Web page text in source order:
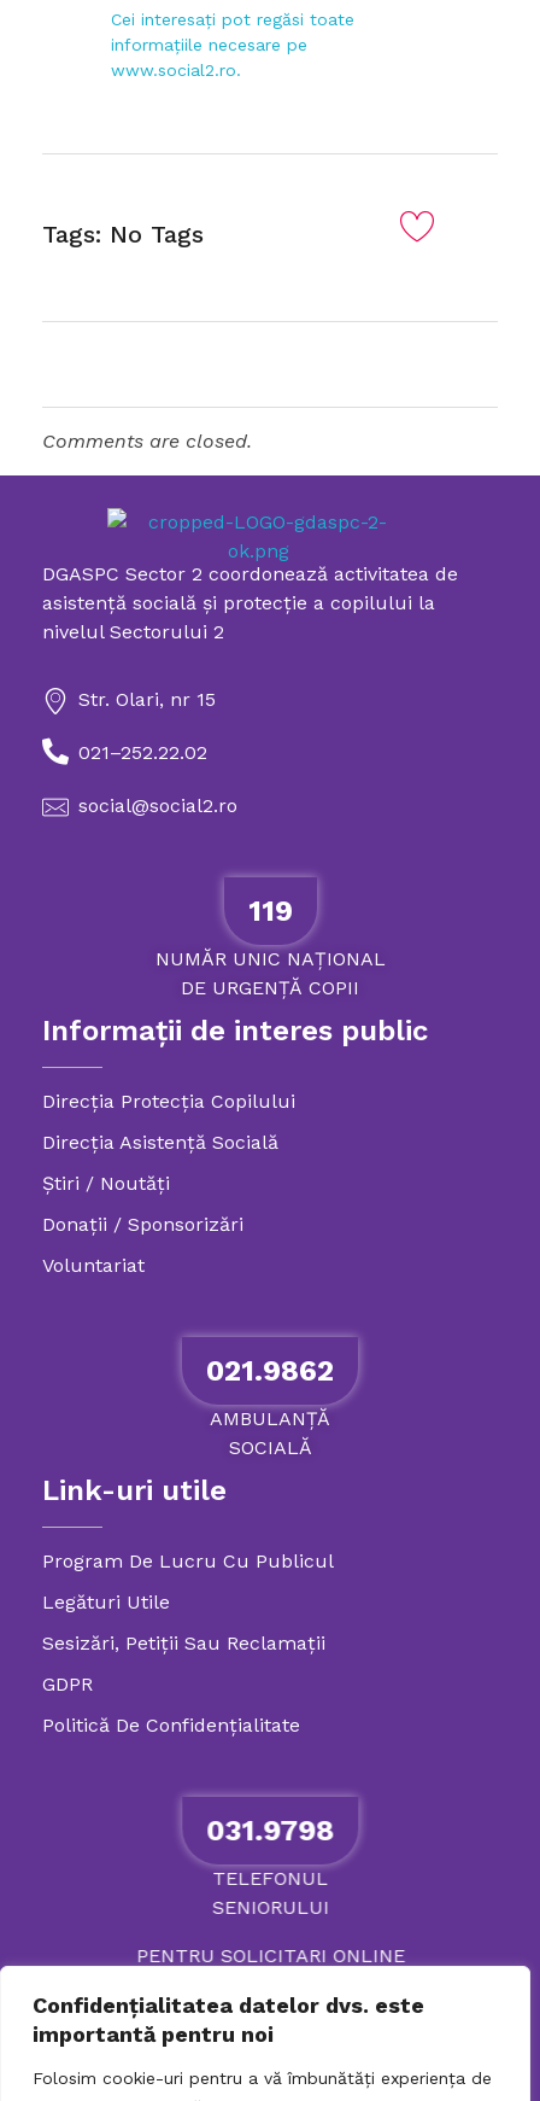
Confidențialitatea datelor dvs. este
importantă pentru noi
Folosim cookie-uri pentru a vă îmbunătăți experiența de
Cei interesați pot regăsi toate
informațiile necesare pe
www.social2.ro.
Tags: No Tags
Comments are closed.
Directia Generala de Asistenta Sociala si Protectia Copilului Sector 2
DGASPC Sector 2 coordonează activitatea de
asistenţă socială şi protecţie a copilului la
nivelul Sectorului 2
Str. Olari, nr 15
021–252.22.02
social@social2.ro
119
NUMĂRUNIC NAȚIONAL
DE URGENȚĂ COPII
Informații de interes public
Direcția Protecția Copilului
Direcția Asistență Socială
Știri / Noutăți
Donații / Sponsorizări
Voluntariat
021.9862
AMBULANȚĂ
SOCIALĂ
Link-uri utile
Program De Lucru Cu Publicul
Legături Utile
Sesizări, Petiţii Sau Reclamații
GDPR
Politică De Confidenţialitate
031.9798
TELEFONUL
SENIORULUI
PENTRU SOLICITARI ONLINE